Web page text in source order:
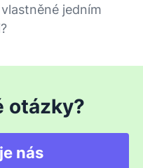
jedním
otázky?
nás